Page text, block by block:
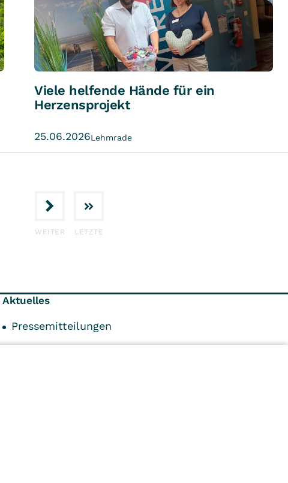
Viele helfende Hände für ein
Herzensprojekt
25.06.2026Lehmrade
WEITER LETZTE
Aktuelles
Pressemitteilungen